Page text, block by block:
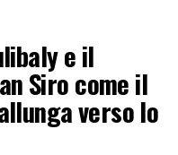
e il
Siro come il
verso lo